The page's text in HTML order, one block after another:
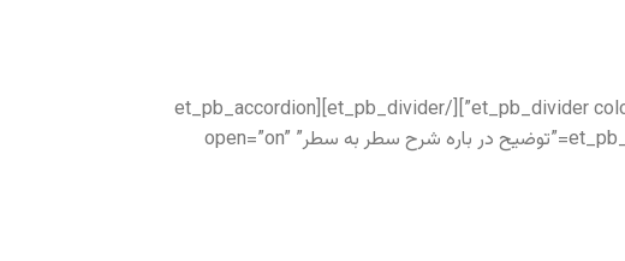
[/et_pb_text][et_pb_divider color=”#979797″ divider_weight=”2px” _builder_version=”3.12.1″ max_width=”100px” locked=”off”][/et_pb_divider][et_pb_accordion
module_class=”custom-accordion” _builder_version=”4.6.1″ _module_preset=”default”][et_pb_accordion_item title=”توضیح در باره شرح سطر به سطر” open=”on”